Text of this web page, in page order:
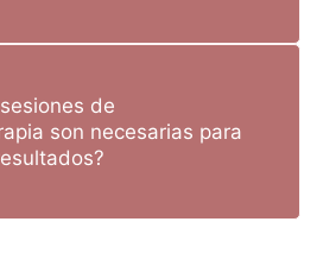
de
son necesarias para